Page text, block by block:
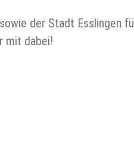
der Stadt Esslingen
mit dabei!